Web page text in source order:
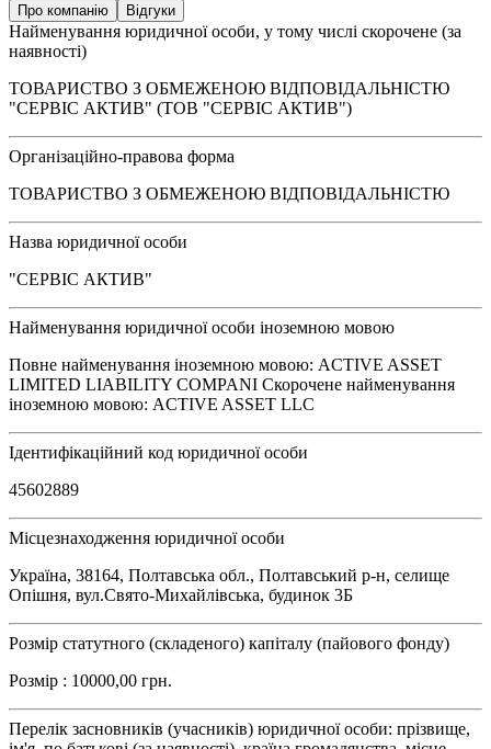
Про компанію Відгуки
Найменування юридичної особи, у тому числі скорочене (за
наявності)
ТОВАРИСТВО З ОБМЕЖЕНОЮ ВІДПОВІДАЛЬНІСТЮ
"СЕРВІС АКТИВ" (ТОВ "СЕРВІС АКТИВ")
Організаційно-правова форма
ТОВАРИСТВО З ОБМЕЖЕНОЮ ВІДПОВІДАЛЬНІСТЮ
Назва юридичної особи
"СЕРВІС АКТИВ"
Найменування юридичної особи іноземною мовою
Повне найменування іноземною мовою: ACTIVE ASSET
LIMITED LIABILITY COMPANI Скорочене найменування
іноземною мовою: ACTIVE ASSET LLC
Ідентифікаційний код юридичної особи
45602889
Місцезнаходження юридичної особи
Україна, 38164, Полтавська обл., Полтавський р-н, селище
Опішня, вул.Свято-Михайлівська, будинок 3Б
Розмір статутного (складеного) капіталу (пайового фонду)
Розмір : 10000,00 грн.
Перелік засновників (учасників) юридичної особи: прізвище,